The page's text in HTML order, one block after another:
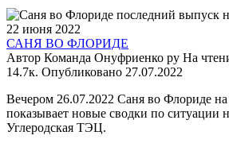
САНЯ ВО ФЛОРИДЕ
Автор Команда Онуфриенко ру На
14.7к. Опубликовано 27.07.2022
Вечером 26.07.2022 Саня во Флориде
показывает новые сводки по ситуации
Углеродская ТЭЦ.